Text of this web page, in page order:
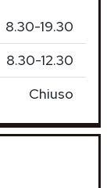
8.30-19.30
8.30-12.30
Chiuso